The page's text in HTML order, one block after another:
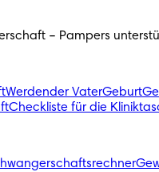
– Pampers
Werdender VaterGeburt
Checkliste für die